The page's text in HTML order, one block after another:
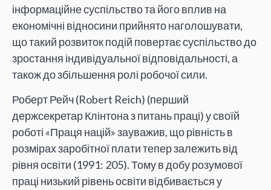
інформаційне суспільство та його вплив на
економічні відносини прийнято наголошувати,
що такий розвиток подій повертає суспільство до
зростання індивідуальної відповідальності, а
також до збільшення ролі робочої сили.
Роберт Рейч (Robert Reich) (перший
держсекретар Клінтона з питань праці) у своїй
роботі «Праця націй» зауважив, що рівність в
розмірах заробітної плати тепер залежить від
рівня освіти (1991: 205). Тому в добу розумової
праці низький рівень освіти відбивається у